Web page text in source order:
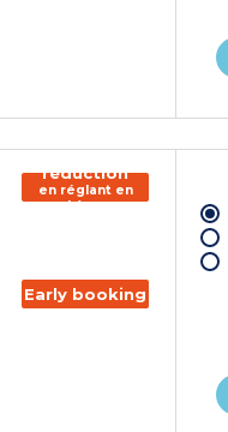
150€ de
réduction
en réglant en
chèque
Early booking